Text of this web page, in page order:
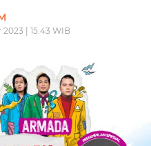
| 15:43 WIB